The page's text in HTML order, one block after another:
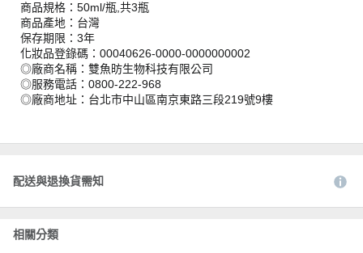
商品規格：50ml/瓶,共3瓶
商品產地：台灣
保存期限：3年
化妝品登錄碼：00040626-0000-0000000002
◎廠商名稱：雙魚昉生物科技有限公司
◎服務電話：0800-222-968
◎廠商地址：台北市中山區南京東路三段219號9樓
配送與退換貨需知
相關分類